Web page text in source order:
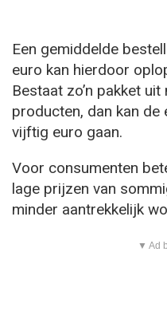
Een gemiddelde
euro kan hierdoor
Bestaat zo’n pakket
producten, dan kan
vijftig euro gaan.
Voor consumenten
lage prijzen van
minder aantrekkelijk
▼ Ad